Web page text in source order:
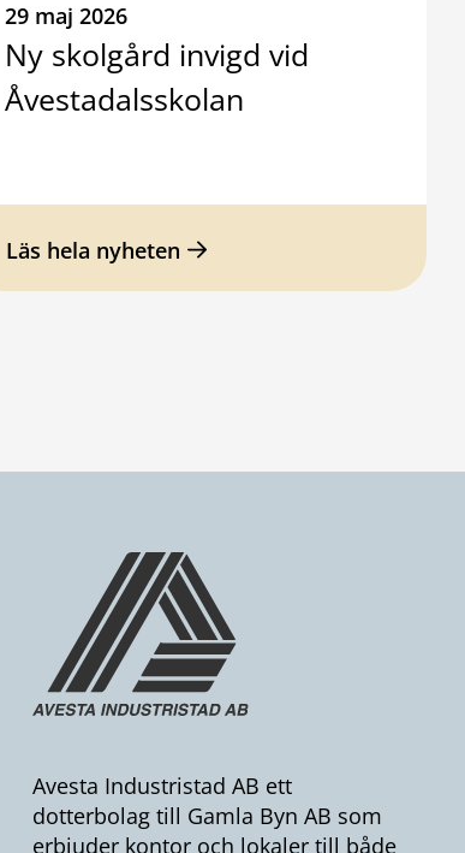
29 maj 2026
Ny skolgård invigd vid
Åvestadalsskolan
Läs hela nyheten
Avesta Industristad AB ett
dotterbolag till Gamla Byn AB som
erbjuder kontor och lokaler till både